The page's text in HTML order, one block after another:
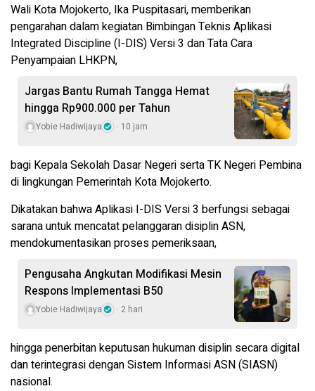
Wali Kota Mojokerto, Ika Puspitasari, memberikan
pengarahan dalam kegiatan Bimbingan Teknis Aplikasi
Integrated Discipline (I-DIS) Versi 3 dan Tata Cara
Penyampaian LHKPN,
Jargas Bantu Rumah Tangga Hemat
hingga Rp900.000 per Tahun
Yobie Hadiwijaya 10 jam
bagi Kepala Sekolah Dasar Negeri serta TK Negeri Pembina
di lingkungan Pemerintah Kota Mojokerto.
Dikatakan bahwa Aplikasi I-DIS Versi 3 berfungsi sebagai
sarana untuk mencatat pelanggaran disiplin ASN,
mendokumentasikan proses pemeriksaan,
Pengusaha Angkutan Modifikasi Mesin
Respons Implementasi B50
Yobie Hadiwijaya 2 hari
hingga penerbitan keputusan hukuman disiplin secara digital
dan terintegrasi dengan Sistem Informasi ASN (SIASN)
nasional.